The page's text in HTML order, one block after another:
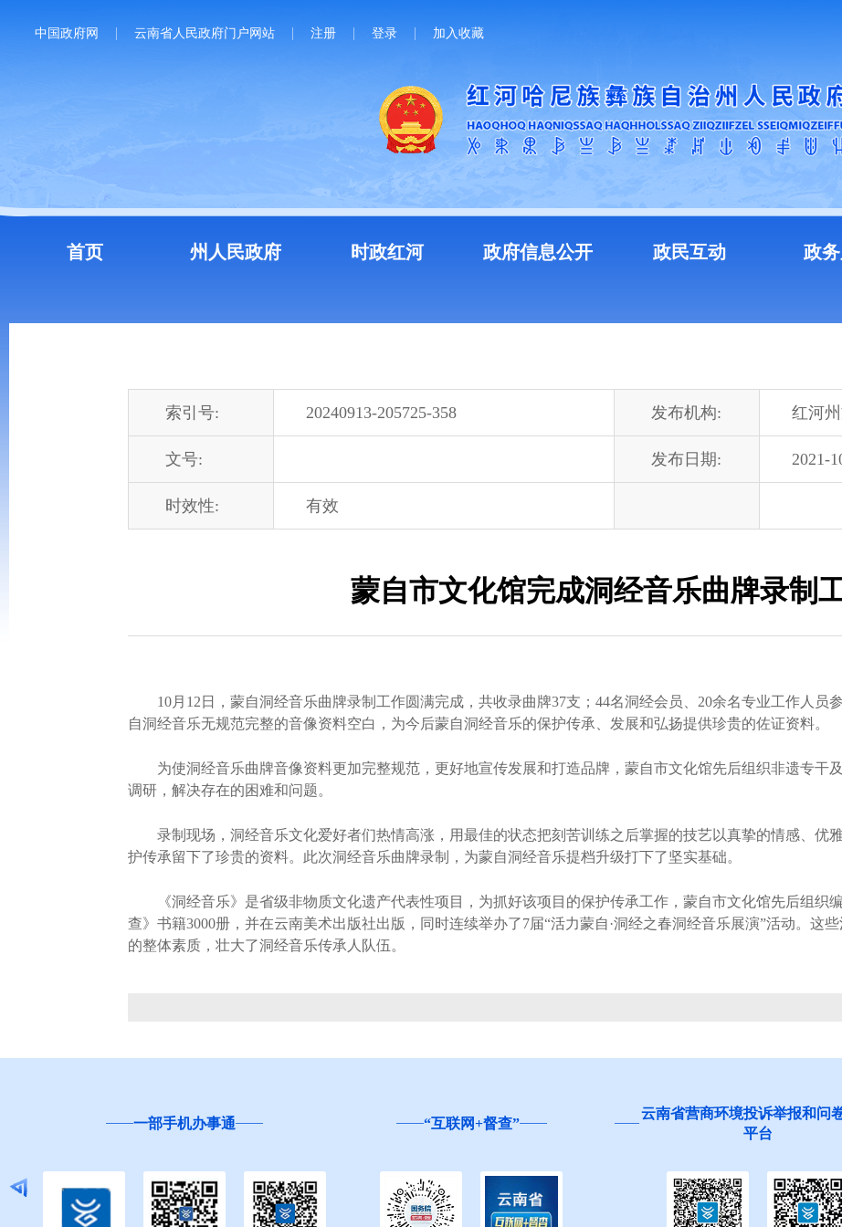
中国政府网 云南省人民政府门户网站 注册 登录 加入收藏
首页 州人民政府 时政红河 政府信息公开 政民互动 政
索引号: 20240913-205725-358 发布机构: 红河
文号: 发布日期: 2021-
时效性: 有效
蒙自市文化馆完成洞经音乐曲牌录制
10月12日，蒙自洞经音乐曲牌录制工作圆满完成，共收录曲牌37支；44名洞经会员、20余名专业工作人员
自洞经音乐无规范完整的音像资料空白，为今后蒙自洞经音乐的保护传承、发展和弘扬提供珍贵的佐证资料。
为使洞经音乐曲牌音像资料更加完整规范，更好地宣传发展和打造品牌，蒙自市文化馆先后组织非遗专干
调研，解决存在的困难和问题。
录制现场，洞经音乐文化爱好者们热情高涨，用最佳的状态把刻苦训练之后掌握的技艺以真挚的情感、优
护传承留下了珍贵的资料。此次洞经音乐曲牌录制，为蒙自洞经音乐提档升级打下了坚实基础。
《洞经音乐》是省级非物质文化遗产代表性项目，为抓好该项目的保护传承工作，蒙自市文化馆先后组织
查》书籍3000册，并在云南美术出版社出版，同时连续举办了7届“活力蒙自·洞经之春洞经音乐展演”活动。这
的整体素质，壮大了洞经音乐传承人队伍。
一部手机办事通 “互联网+督查”
云南省营商环境投诉举报和问
平台